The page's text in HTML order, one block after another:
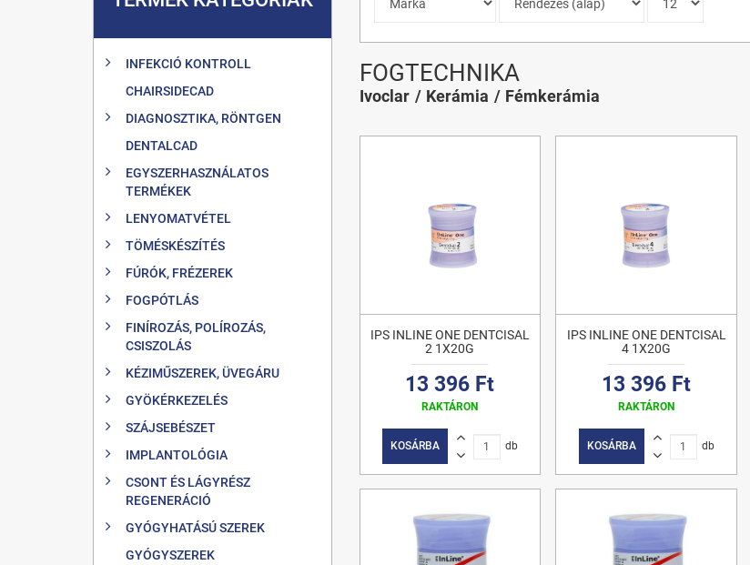
INFEKCIÓ KONTROLL
CHAIRSIDECAD
DIAGNOSZTIKA, RÖNTGEN
DENTALCAD
EGYSZERHASZNÁLATOS
TERMÉKEK
LENYOMATVÉTEL
TÖMÉSKÉSZÍTÉS
FÚRÓK, FRÉZEREK
FOGPÓTLÁS
FINÍROZÁS, POLÍROZÁS,
CSISZOLÁS
KÉZIMŰSZEREK, ÜVEGÁRU
GYÖKÉRKEZELÉS
SZÁJSEBÉSZET
IMPLANTOLÓGIA
CSONT ÉS LÁGYRÉSZ
REGENERÁCIÓ
GYÓGYHATÁSÚ SZEREK
GYÓGYSZEREK
FOGTECHNIKA
Ivoclar Kerámia Fémkerámia
IPS INLINE ONE DENTCISAL
2 1X20G
13 396 Ft
RAKTÁRON
KOSÁRBA db
IPS INLINE ONE DENTCISAL
4 1X20G
13 396 Ft
RAKTÁRON
KOSÁRBA db